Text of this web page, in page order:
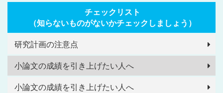
チェックリスト
（知らないものがないかチェックしましょう）
研究計画の注意点
小論文の成績を引き上げたい人へ
小論文の成績を引き上げたい人へ